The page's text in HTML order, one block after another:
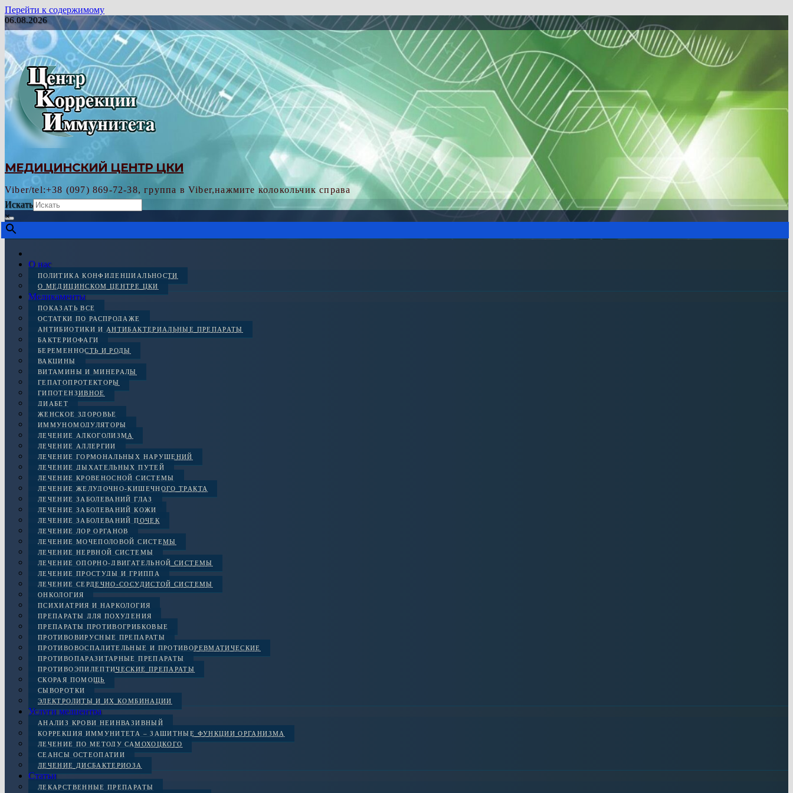
Перейти к содержимому
06.08.2026
МЕДИЦИНСКИЙ ЦЕНТР ЦКИ
Viber/tel:+38 (097) 869-72-38, группа в Viber,нажмите колокольчик справа
Искать
×
О нас
ПОЛИТИКА КОНФИДЕНЦИАЛЬНОСТИ
О МЕДИЦИНСКОМ ЦЕНТРЕ ЦКИ
Медикаменты
ПОКАЗАТЬ ВСЕ
ОСТАТКИ ПО РАСПРОДАЖЕ
АНТИБИОТИКИ И АНТИБАКТЕРИАЛЬНЫЕ ПРЕПАРАТЫ
БАКТЕРИОФАГИ
БЕРЕМЕННОСТЬ И РОДЫ
ВАКЦИНЫ
ВИТАМИНЫ И МИНЕРАЛЫ
ГЕПАТОПРОТЕКТОРЫ
ГИПОТЕНЗИВНОЕ
ДИАБЕТ
ЖЕНСКОЕ ЗДОРОВЬЕ
ИММУНОМОДУЛЯТОРЫ
ЛЕЧЕНИЕ АЛКОГОЛИЗМА
ЛЕЧЕНИЕ АЛЛЕРГИИ
ЛЕЧЕНИЕ ГОРМОНАЛЬНЫХ НАРУШЕНИЙ
ЛЕЧЕНИЕ ДЫХАТЕЛЬНЫХ ПУТЕЙ
ЛЕЧЕНИЕ КРОВЕНОСНОЙ СИСТЕМЫ
ЛЕЧЕНИЕ ЖЕЛУДОЧНО-КИШЕЧНОГО ТРАКТА
ЛЕЧЕНИЕ ЗАБОЛЕВАНИЙ ГЛАЗ
ЛЕЧЕНИЕ ЗАБОЛЕВАНИЙ КОЖИ
ЛЕЧЕНИЕ ЗАБОЛЕВАНИЙ ПОЧЕК
ЛЕЧЕНИЕ ЛОР ОРГАНОВ
ЛЕЧЕНИЕ МОЧЕПОЛОВОЙ СИСТЕМЫ
ЛЕЧЕНИЕ НЕРВНОЙ СИСТЕМЫ
ЛЕЧЕНИЕ ОПОРНО-ДВИГАТЕЛЬНОЙ СИСТЕМЫ
ЛЕЧЕНИЕ ПРОСТУДЫ И ГРИППА
ЛЕЧЕНИЕ СЕРДЕЧНО-СОСУДИСТОЙ СИСТЕМЫ
ОНКОЛОГИЯ
ПСИХИАТРИЯ И НАРКОЛОГИЯ
ПРЕПАРАТЫ ДЛЯ ПОХУДЕНИЯ
ПРЕПАРАТЫ ПРОТИВОГРИБКОВЫЕ
ПРОТИВОВИРУСНЫЕ ПРЕПАРАТЫ
ПРОТИВОВОСПАЛИТЕЛЬНЫЕ И ПРОТИВОРЕВМАТИЧЕСКИЕ
ПРОТИВОПАРАЗИТАРНЫЕ ПРЕПАРАТЫ
ПРОТИВОЭПИЛЕПТИЧЕСКИЕ ПРЕПАРАТЫ
СКОРАЯ ПОМОЩЬ
СЫВОРОТКИ
ЭЛЕКТРОЛИТЫ И ИХ КОМБИНАЦИИ
Услуги медцентра
АНАЛИЗ КРОВИ НЕИНВАЗИВНЫЙ
КОРРЕКЦИЯ ИММУНИТЕТА – ЗАЩИТНЫЕ ФУНКЦИИ ОРГАНИЗМА
ЛЕЧЕНИЕ ПО МЕТОДУ САМОХОЦКОГО
СЕАНСЫ ОСТЕОПАТИИ
ЛЕЧЕНИЕ ДИСБАКТЕРИОЗА
Статьи
ЛЕКАРСТВЕННЫЕ ПРЕПАРАТЫ